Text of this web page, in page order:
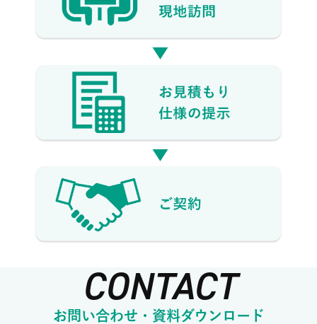
CONTACT
お問い合わせ・資料ダウンロード